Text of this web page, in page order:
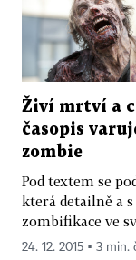
Živí mrtví a
časopis
zombie
Pod textem se
která detailně a
zombifikace ve
24. 12. 2015 ▪ 3 min.